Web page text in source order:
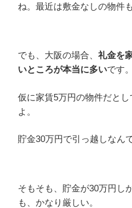
ね。最近は敷金なしの物件
でも、大阪の場合、 礼金を
いところが本当に多いです。
仮に家賃5万円の物件だと
よ。
貯金30万円で引っ越しなん
そもそも、貯金が30万円し
も、かなり厳しい。